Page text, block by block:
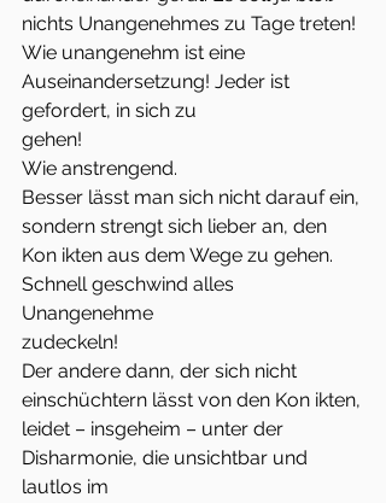
nichts Unangenehmes zu Tage treten!
Wie unangenehm ist eine
Auseinandersetzung! Jeder ist
gefordert, in sich zu
gehen!
Wie anstrengend.
Besser lässt man sich nicht darauf ein,
sondern strengt sich lieber an, den
Kon ikten aus dem Wege zu gehen.
Schnell geschwind alles
Unangenehme
zudeckeln!
Der andere dann, der sich nicht
einschüchtern lässt von den Kon ikten,
leidet – insgeheim – unter der
Disharmonie, die unsichtbar und
lautlos im